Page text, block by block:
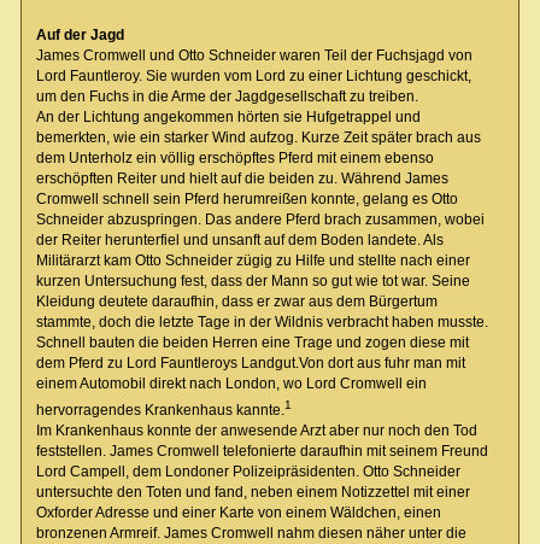
Auf der Jagd
James Cromwell und Otto Schneider waren Teil der Fuchsjagd von
Lord Fauntleroy. Sie wurden vom Lord zu einer Lichtung geschickt,
um den Fuchs in die Arme der Jagdgesellschaft zu treiben.
An der Lichtung angekommen hörten sie Hufgetrappel und
bemerkten, wie ein starker Wind aufzog. Kurze Zeit später brach aus
dem Unterholz ein völlig erschöpftes Pferd mit einem ebenso
erschöpften Reiter und hielt auf die beiden zu. Während James
Cromwell schnell sein Pferd herumreißen konnte, gelang es Otto
Schneider abzuspringen. Das andere Pferd brach zusammen, wobei
der Reiter herunterfiel und unsanft auf dem Boden landete. Als
Militärarzt kam Otto Schneider zügig zu Hilfe und stellte nach einer
kurzen Untersuchung fest, dass der Mann so gut wie tot war. Seine
Kleidung deutete daraufhin, dass er zwar aus dem Bürgertum
stammte, doch die letzte Tage in der Wildnis verbracht haben musste.
Schnell bauten die beiden Herren eine Trage und zogen diese mit
dem Pferd zu Lord Fauntleroys Landgut.Von dort aus fuhr man mit
einem Automobil direkt nach London, wo Lord Cromwell ein
hervorragendes Krankenhaus kannte.1
Im Krankenhaus konnte der anwesende Arzt aber nur noch den Tod
feststellen. James Cromwell telefonierte daraufhin mit seinem Freund
Lord Campell, dem Londoner Polizeipräsidenten. Otto Schneider
untersuchte den Toten und fand, neben einem Notizzettel mit einer
Oxforder Adresse und einer Karte von einem Wäldchen, einen
bronzenen Armreif. James Cromwell nahm diesen näher unter die